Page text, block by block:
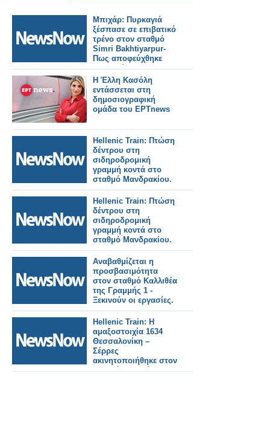
Μπιχάρ: Πυρκαγιά
ξέσπασε σε επιβατικό
τρένο στον σταθμό
Simri Bakhtiyarpur-
Πως αποφεύχθηκε
τραγωδία.
Η Έλλη Κασόλη
εντάσσεται στη
δημοσιογραφική
ομάδα του ΕΡΤnews
Hellenic Train: Πτώση
δέντρου στη
σιδηροδρομική
γραμμή κοντά στο
σταθμό Μανδρακίου.
Hellenic Train: Πτώση
δέντρου στη
σιδηροδρομική
γραμμή κοντά στο
σταθμό Μανδρακίου.
Αναβαθμίζεται η
προσβασιμότητα
στον σταθμό Καλλιθέα
της Γραμμής 1 -
Ξεκινούν οι εργασίες.
Hellenic Train: Η
αμαξοστοιχία 1634
Θεσσαλονίκη –
Σέρρες
ακινητοποιήθηκε στον
Σταθμό Μουριές,